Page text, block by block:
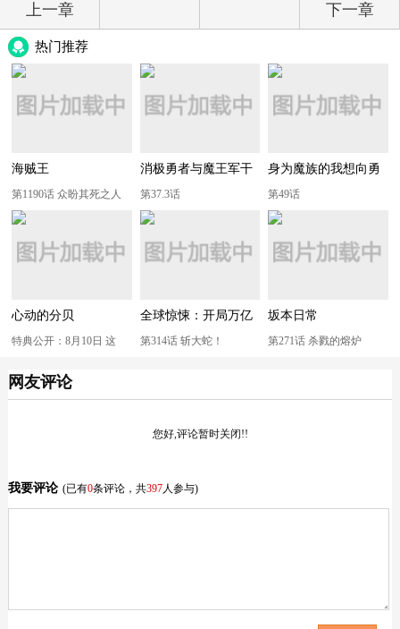
上一章 下一章
热门推荐
海贼王
第1190话 众盼其死之人
消极勇者与魔王军干
部
第37.3话
身为魔族的我想向勇
者小队的可爱女孩告
白
第49话
心动的分贝
特典公开：8月10日 这
诺言
全球惊悚：开局万亿
冥币
第314话 斩大蛇！
坂本日常
第271话 杀戮的熔炉
网友评论
您好,评论暂时关闭!!
我要评论 (已有0条评论，共397人参与)